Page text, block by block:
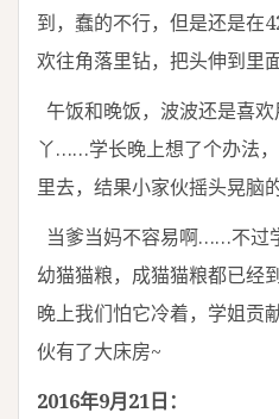
到，蠢的不行，但是还是在
欢往角落里钻，把头伸到里
午饭和晚饭，波波还是喜
丫……学长晚上想了个办法
里去，结果小家伙摇头晃
当爹当妈不容易啊……不过
幼猫猫粮，成猫猫粮都已经
晚上我们怕它冷着，学姐贡
伙有了大床房~
2016年9月21日：